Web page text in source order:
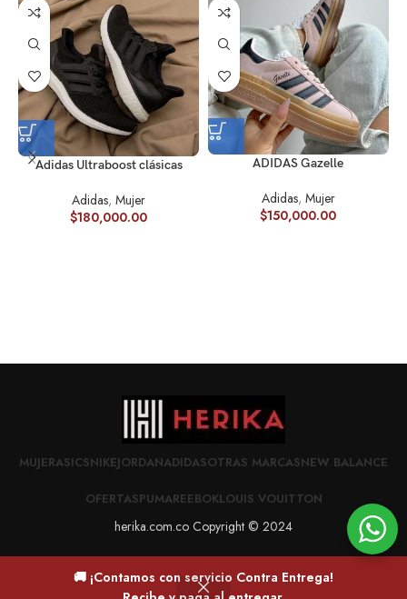
🚚 ¡Contamos con servicio Contra Entrega!
Adidas Ultraboost clásicas
Adidas, Mujer
$180,000.00
ADIDAS Gazelle
Adidas, Mujer
$150,000.00
MUJERASICSNIKEJORDANADIDASOTRAS MARCASNEW BALANCE
OFERTASPUMAREEBOKLOUIS VOUITTON
herika.com.co Copyright © 2024